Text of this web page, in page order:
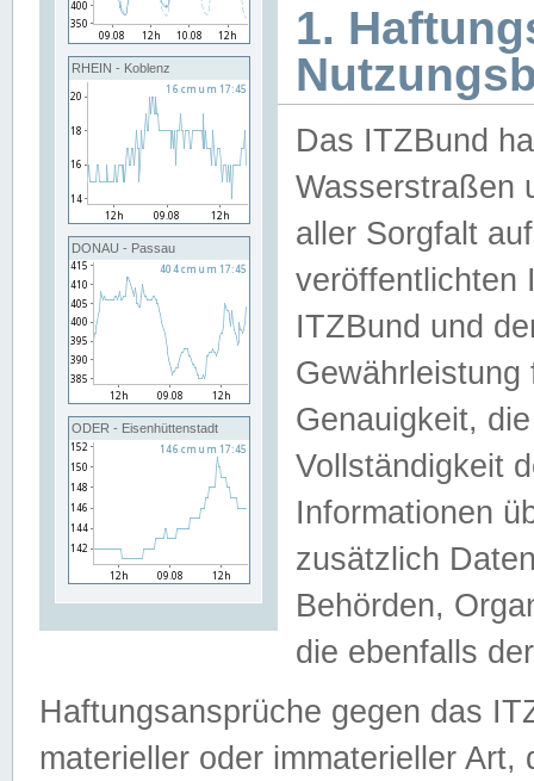
RHEIN - Koblenz
DONAU - Passau
ODER - Eisenhüttenstadt
1.
Das ITZBund
Wasserstraßen
aller Sorgfalt
veröffentlichten
ITZBund und
Genauigkeit,
Vollständigkeit
Informationen
zusätzlich
Behörden,
die ebenfalls
Haftungsansprüche gegen das
materieller oder immaterieller